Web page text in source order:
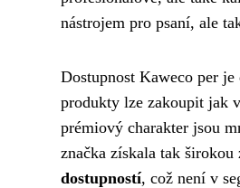
nástrojem pro psaní, ale
Dostupnost Kaweco per
produkty lze zakoupit jak
prémiový charakter jsou
značka získala tak
dostupností, což není v